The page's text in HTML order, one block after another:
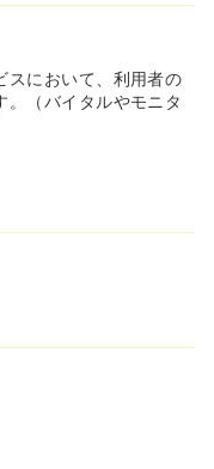
スにおいて、利用者の
。（バイタルやモニタ